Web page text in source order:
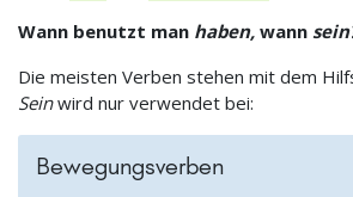
Wann benutzt man haben, wann
Die meisten Verben stehen mit dem
Seinwird nur verwendet bei:
Bewegungsverben